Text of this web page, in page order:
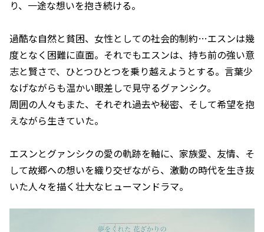
り、一途な想いを抱き続ける。
過酷な自然と貧困、女性としての社会的制約…エスンは幾
度となく困難に直面。それでもエスンは、持ち前の強い意
志と賢さで、ひとつひとつを乗り越えようとする。言葉少
なげながらも温かい眼差しで見守るグァンシク。
周囲の人々もまた、それぞれ過去や秘密、そして希望を抱
えながら生きていた。
エスンとグァンシクの愛の軌跡を軸に、家族愛、友情、そ
して故郷への想いを織り交ぜながら、激動の時代を生き抜
いた人々を描く壮大なヒューマンドラマ。